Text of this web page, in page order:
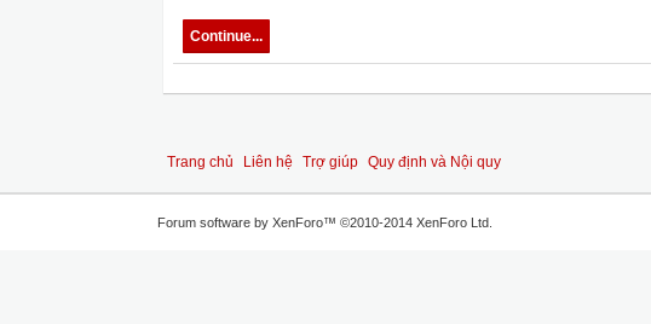
Continue...
Trang chủ Liên hệ Trợ giúp Quy định và Nội quy
Forum software by XenForo™ ©2010-2014 XenForo Ltd.